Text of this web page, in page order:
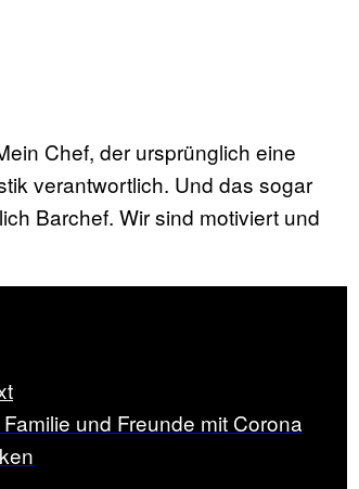
Chef, der ursprünglich eine
verantwortlich. Und das sogar
Barchef. Wir sind motiviert und
und Freunde mit Corona